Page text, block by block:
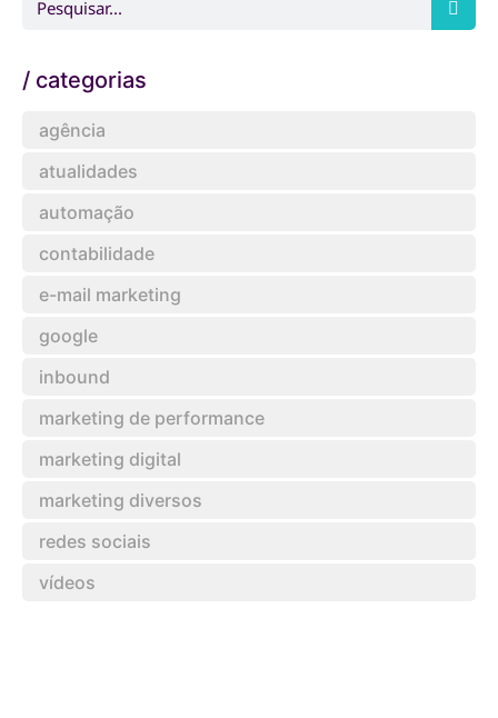
/ categorias
agência
atualidades
automação
contabilidade
e-mail marketing
google
inbound
marketing de performance
marketing digital
marketing diversos
redes sociais
vídeos